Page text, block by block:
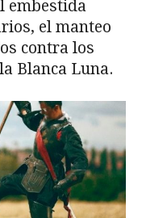
embestida
el manteo
contra los
Blanca Luna.